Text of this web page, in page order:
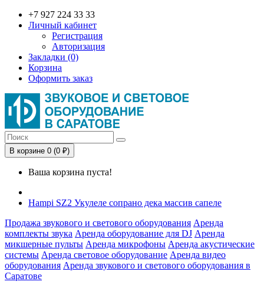
+7 927 224 33 33
Личный кабинет
Регистрация
Авторизация
Закладки (0)
Корзина
Оформить заказ
В корзине 0 (0 ₽)
Ваша корзина пуста!
Hampi SZ2 Укулеле сопрано дека массив сапеле
Продажа звукового и светового оборудования Аренда
комплекты звука Аренда оборудование для DJ Аренда
микшерные пульты Аренда микрофоны Аренда акустические
системы Аренда световое оборудование Аренда видео
оборудования Аренда звукового и светового оборудования в
Саратове